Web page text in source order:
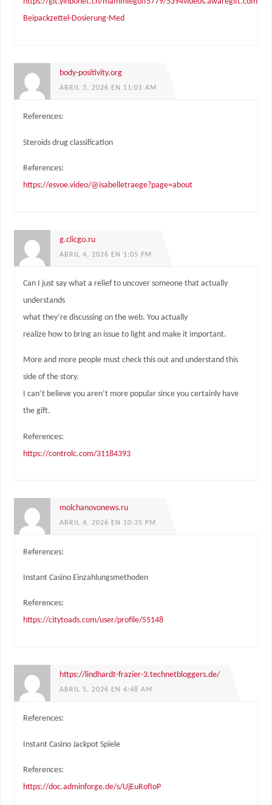
Beipackzettel-Dosierung-Med
body-positivity.org
ABRIL 3, 2026 EN 11:01 AM
References:
Steroids drug classification
References:
https://esvoe.video/@isabelletraege?page=about
g.clicgo.ru
ABRIL 4, 2026 EN 1:05 PM
Can I just say what a relief to uncover someone that actually
understands
what they’re discussing on the web. You actually
realize how to bring an issue to light and make it important.
More and more people must check this out and understand this
side of the story.
I can’t believe you aren’t more popular since you certainly have
the gift.
References:
https://controlc.com/31184393
molchanovonews.ru
ABRIL 4, 2026 EN 10:35 PM
References:
Instant Casino Einzahlungsmethoden
References:
https://citytoads.com/user/profile/55148
https://lindhardt-frazier-3.technetbloggers.de/
ABRIL 5, 2026 EN 4:48 AM
References:
Instant Casino Jackpot Spiele
References:
https://doc.adminforge.de/s/UjEuRofIoP